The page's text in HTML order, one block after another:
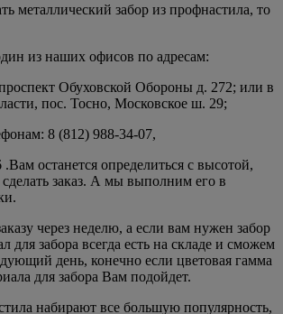
металлический забор из профнастила, то
из наших офисов по адресам:
Обуховской Обороны д. 272; или в
пос. Тосно, Московское ш. 29;
8 (812) 988-34-07,
.Вам останется определиться с высотой,
заказ. А мы выполним его в
через неделю, а если вам нужен забор
для забора всегда есть на складе и сможем
день, конечно если цветовая гамма
для забора Вам подойдет.
набирают все большую популярность,